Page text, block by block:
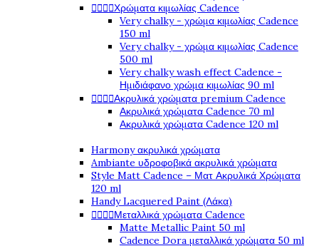
Χρώματα κιμωλίας Cadence
Very chalky - χρώμα κιμωλίας Cadence
150 ml
Very chalky - χρώμα κιμωλίας Cadence
500 ml
Very chalky wash effect Cadence -
Ημιδιάφανο χρώμα κιμωλίας 90 ml
Ακρυλικά χρώματα premium Cadence
Ακρυλικά χρώματα Cadence 70 ml
Ακρυλικά χρώματα Cadence 120 ml
Harmony ακρυλικά χρώματα
Ambiante υδροφοβικά ακρυλικά χρώματα
Style Matt Cadence – Ματ Ακρυλικά Χρώματα
120 ml
Handy Lacquered Paint (Λάκα)
Μεταλλικά χρώματα Cadence
Matte Metallic Paint 50 ml
Cadence Dora μεταλλικά χρώματα 50 ml